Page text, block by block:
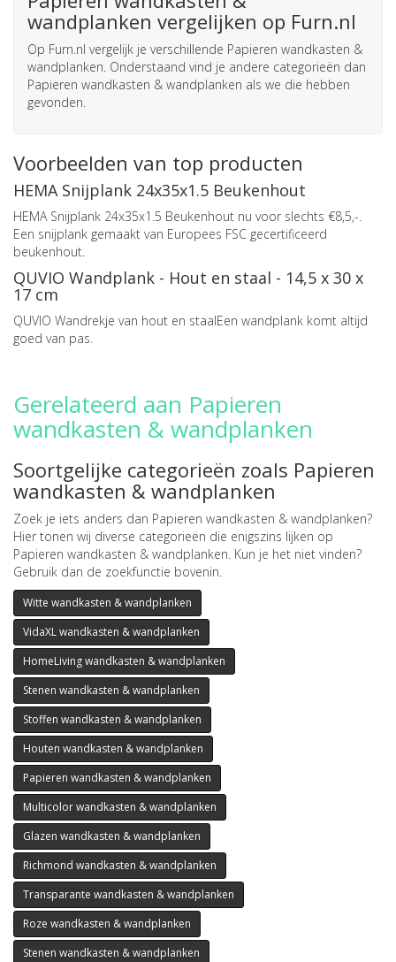
wandplanken vergelijken op Furn.nl
Op Furn.nl vergelijk je verschillende Papieren wandkasten &
wandplanken. Onderstaand vind je andere categorieën dan
Papieren wandkasten & wandplanken als we die hebben
gevonden.
Voorbeelden van top producten
HEMA Snijplank 24x35x1.5 Beukenhout
HEMA Snijplank 24x35x1.5 Beukenhout nu voor slechts €8,5,-.
Een snijplank gemaakt van Europees FSC gecertificeerd
beukenhout.
QUVIO Wandplank - Hout en staal - 14,5 x 30 x
17 cm
QUVIO Wandrekje van hout en staalEen wandplank komt altijd
goed van pas.
Gerelateerd aan Papieren
wandkasten & wandplanken
Soortgelijke categorieën zoals Papieren
wandkasten & wandplanken
Zoek je iets anders dan Papieren wandkasten & wandplanken?
Hier tonen wij diverse categorieën die enigszins lijken op
Papieren wandkasten & wandplanken. Kun je het niet vinden?
Gebruik dan de zoekfunctie bovenin.
Witte wandkasten & wandplanken
VidaXL wandkasten & wandplanken
HomeLiving wandkasten & wandplanken
Stenen wandkasten & wandplanken
Stoffen wandkasten & wandplanken
Houten wandkasten & wandplanken
Papieren wandkasten & wandplanken
Multicolor wandkasten & wandplanken
Glazen wandkasten & wandplanken
Richmond wandkasten & wandplanken
Transparante wandkasten & wandplanken
Roze wandkasten & wandplanken
Stenen wandkasten & wandplanken